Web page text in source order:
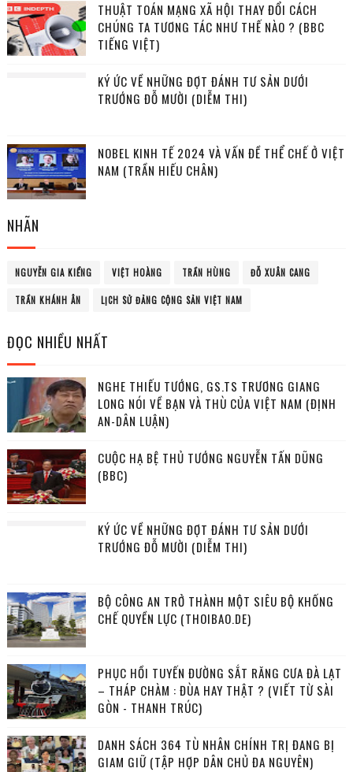
THUẬT TOÁN MẠNG XÃ HỘI THAY ĐỔI CÁCH
CHÚNG TA TƯƠNG TÁC NHƯ THẾ NÀO ? (BBC
TIẾNG VIỆT)
KÝ ỨC VỀ NHỮNG ĐỢT ĐÁNH TƯ SẢN DƯỚI
TRƯỚNG ĐỖ MƯỜI (DIỄM THI)
NOBEL KINH TẾ 2024 VÀ VẤN ĐỀ THỂ CHẾ Ở VIỆT
NAM (TRẦN HIẾU CHÂN)
NHÃN
NGUYỄN GIA KIỂNG VIỆT HOÀNG TRẦN HÙNG ĐỖ XUÂN CANG
TRẦN KHÁNH ÂN LỊCH SỬ ĐẢNG CỘNG SẢN VIỆT NAM
ĐỌC NHIỀU NHẤT
NGHE THIẾU TƯỚNG, GS.TS TRƯƠNG GIANG
LONG NÓI VỀ BẠN VÀ THÙ CỦA VIỆT NAM (ĐỊNH
AN-DÂN LUẬN)
CUỘC HẠ BỆ THỦ TƯỚNG NGUYỄN TẤN DŨNG
(BBC)
KÝ ỨC VỀ NHỮNG ĐỢT ĐÁNH TƯ SẢN DƯỚI
TRƯỚNG ĐỖ MƯỜI (DIỄM THI)
BỘ CÔNG AN TRỞ THÀNH MỘT SIÊU BỘ KHỐNG
CHẾ QUYỀN LỰC (THOIBAO.DE)
PHỤC HỒI TUYẾN ĐƯỜNG SẮT RĂNG CƯA ĐÀ LẠT
– THÁP CHÀM : ĐÙA HAY THẬT ? (VIẾT TỪ SÀI
GÒN - THANH TRÚC)
DANH SÁCH 364 TÙ NHÂN CHÍNH TRỊ ĐANG BỊ
GIAM GIỮ (TẬP HỢP DÂN CHỦ ĐA NGUYÊN)